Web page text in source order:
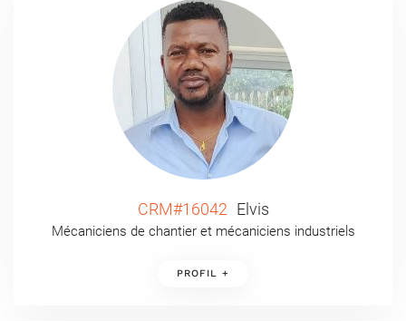
CRM#16042 Elvis
Mécaniciens de chantier et mécaniciens industriels
PROFIL +